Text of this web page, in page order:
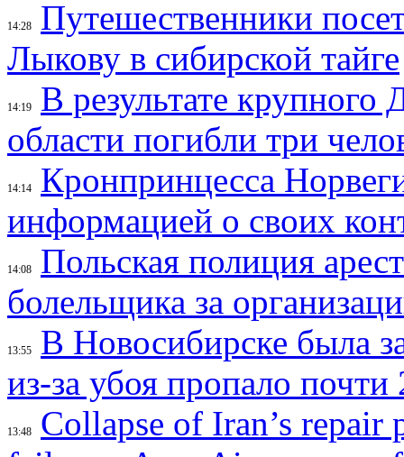
14:28
Путешественники
Лыкову в сибирской тайге
14:19
В результате крупного
области погибли три
14:14
Кронпринцесса
информацией о своих
14:08
Польская полиция
болельщика за
13:55
В Новосибирске была
из-за убоя пропало почти
13:48
Collapse of Iran’s repair